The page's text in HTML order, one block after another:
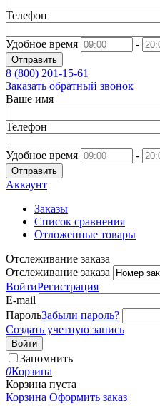
Телефон
Удобное время -
Отправить
8 (800) 201-15-61
Заказать обратный звонок
Ваше имя
Телефон
Удобное время -
Отправить
Аккаунт
Заказы
Список сравнения
Отложенные товары
Отслеживание заказа
Отслеживание заказа
ВойтиРегистрация
E-mail
ПарольЗабыли пароль?
Создать учетную запись
Войти
Запомнить
0Корзина
Корзина пуста
Корзина Оформить заказ